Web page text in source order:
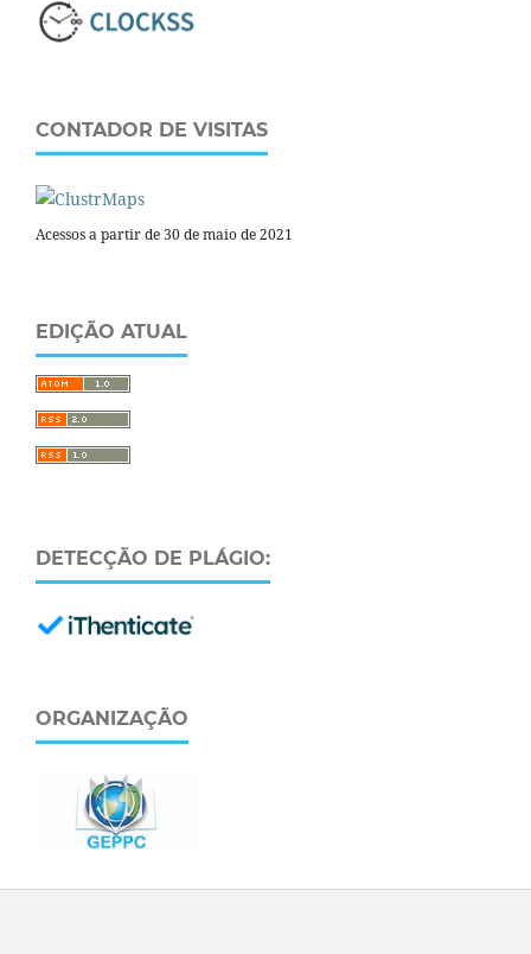
CONTADOR DE VISITAS
Acessos a partir de 30 de maio de 2021
EDIÇÃO ATUAL
DETECÇÃO DE PLÁGIO:
ORGANIZAÇÃO